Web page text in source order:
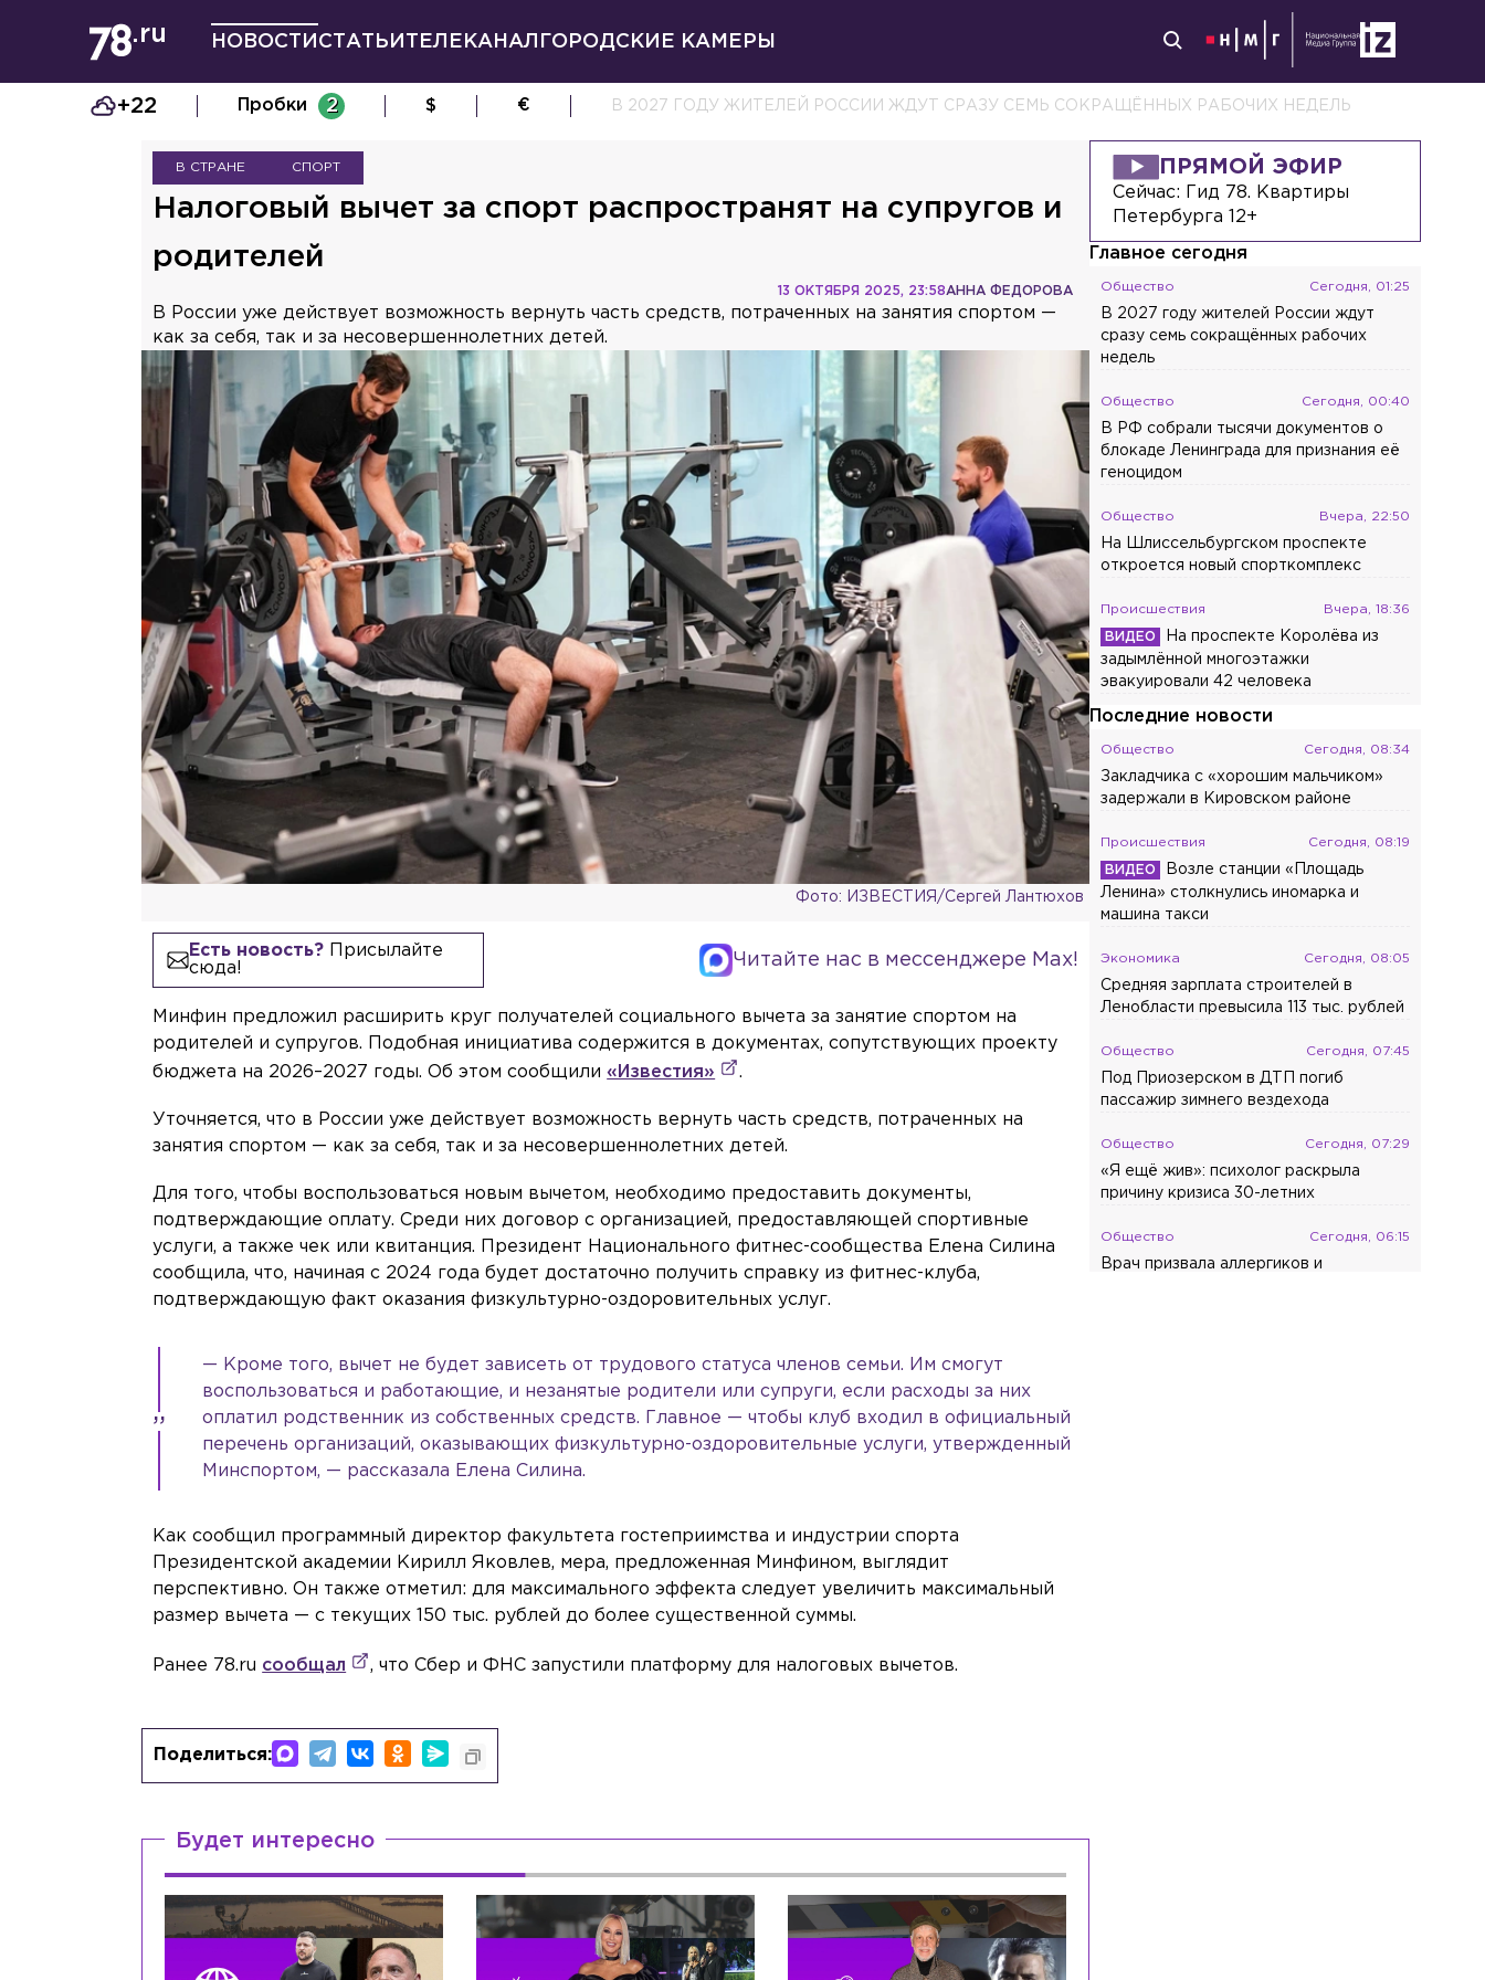
НОВОСТИ СТАТЬИ ТЕЛЕКАНАЛ ГОРОДСКИЕ КАМЕРЫ
+22 Пробки 2 $ € В 2027 ГОДУ ЖИТЕЛЕЙ РОССИИ ЖДУТ СРАЗУ СЕМЬ СОКРАЩЁННЫХ РАБОЧИХ НЕДЕЛЬ
В СТРАНЕ СПОРТ
Налоговый вычет за спорт распространят на супругов и
родителей
АННА ФЕДОРОВА
13 ОКТЯБРЯ 2025, 23:58
В России уже действует возможность вернуть часть средств, потраченных на занятия спортом —
как за себя, так и за несовершеннолетних детей.
Фото: ИЗВЕСТИЯ/Сергей Лантюхов
Есть новость?Присылайте
сюда!
Читайте нас в мессенджере Max!
Минфин предложил расширить круг получателей социального вычета за занятие спортом на
родителей и супругов. Подобная инициатива содержится в документах, сопутствующих проекту
бюджета на 2026–2027 годы. Об этом сообщили«Известия» .
Уточняется, что в России уже действует возможность вернуть часть средств, потраченных на
занятия спортом — как за себя, так и за несовершеннолетних детей.
Для того, чтобы воспользоваться новым вычетом, необходимо предоставить документы,
подтверждающие оплату. Среди них договор с организацией, предоставляющей спортивные
услуги, а также чек или квитанция. Президент Национального фитнес-сообщества Елена Силина
сообщила, что, начиная с 2024 года будет достаточно получить справку из фитнес-клуба,
подтверждающую факт оказания физкультурно-оздоровительных услуг.
— Кроме того, вычет не будет зависеть от трудового статуса членов семьи. Им смогут
воспользоваться и работающие, и незанятые родители или супруги, если расходы за них
оплатил родственник из собственных средств. Главное — чтобы клуб входил в официальный
перечень организаций, оказывающих физкультурно-оздоровительные услуги, утвержденный
Минспортом, — рассказала Елена Силина.
Как сообщил программный директор факультета гостеприимства и индустрии спорта
Президентской академии Кирилл Яковлев, мера, предложенная Минфином, выглядит
перспективно. Он также отметил: для максимального эффекта следует увеличить максимальный
размер вычета — с текущих 150 тыс. рублей до более существенной суммы.
Ранее 78.ru сообщал , что Сбер и ФНС запустили платформу для налоговых вычетов.
Поделиться:
Будет интересно
ПРЯМОЙ ЭФИР
Сейчас:
Гид 78. Квартиры
Петербурга 12+
Главное сегодня
Общество Сегодня, 01:25
В 2027 году жителей России ждут
сразу семь сокращённых рабочих
недель
Общество Сегодня, 00:40
В РФ собрали тысячи документов о
блокаде Ленинграда для признания её
геноцидом
Общество Вчера, 22:50
На Шлиссельбургском проспекте
откроется новый спорткомплекс
Происшествия Вчера, 18:36
На проспекте Королёва из
задымлённой многоэтажки
эвакуировали 42 человека
Последние новости
Общество Сегодня, 08:34
Закладчика с «хорошим мальчиком»
задержали в Кировском районе
Происшествия Сегодня, 08:19
Возле станции «Площадь
Ленина» столкнулись иномарка и
машина такси
Экономика Сегодня, 08:05
Средняя зарплата строителей в
Ленобласти превысила 113 тыс. рублей
Общество Сегодня, 07:45
Под Приозерском в ДТП погиб
пассажир зимнего вездехода
Общество Сегодня, 07:29
«Я ещё жив»: психолог раскрыла
причину кризиса 30-летних
Общество Сегодня, 06:15
Врач призвала аллергиков и